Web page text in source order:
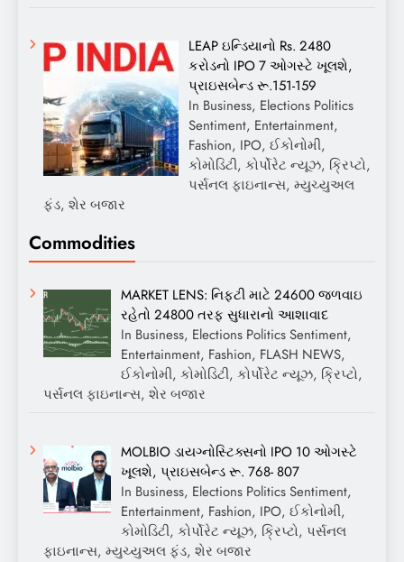
LEAP ઇન્ડિયાનો Rs. 2480
કરોડનો IPO 7 ઓગસ્ટે ખૂલશે,
પ્રાઇસબેન્ડ રૂ.151-159
In Business, Elections Politics
Sentiment, Entertainment,
Fashion, IPO, ઈકોનોમી,
કોમોડિટી, કોર્પોરેટ ન્યૂઝ, ક્રિપ્ટો,
પર્સનલ ફાઇનાન્સ, મ્યુચ્યુઅલ
ફંડ, શેર બજાર
Commodities
MARKET LENS: નિફ્ટી માટે 24600 જળવાઇ
રહેતો 24800 તરફ સુધારાનો આશાવાદ
In Business, Elections Politics Sentiment,
Entertainment, Fashion, FLASH NEWS,
ઈકોનોમી, કોમોડિટી, કોર્પોરેટ ન્યૂઝ, ક્રિપ્ટો,
પર્સનલ ફાઇનાન્સ, શેર બજાર
MOLBIO ડાયગ્નોસ્ટિક્સનો IPO 10 ઓગસ્ટે
ખૂલશે, પ્રાઇસબેન્ડ રૂ. 768- 807
In Business, Elections Politics Sentiment,
Entertainment, Fashion, IPO, ઈકોનોમી,
કોમોડિટી, કોર્પોરેટ ન્યૂઝ, ક્રિપ્ટો, પર્સનલ
ફાઇનાન્સ, મ્યુચ્યુઅલ ફંડ, શેર બજાર